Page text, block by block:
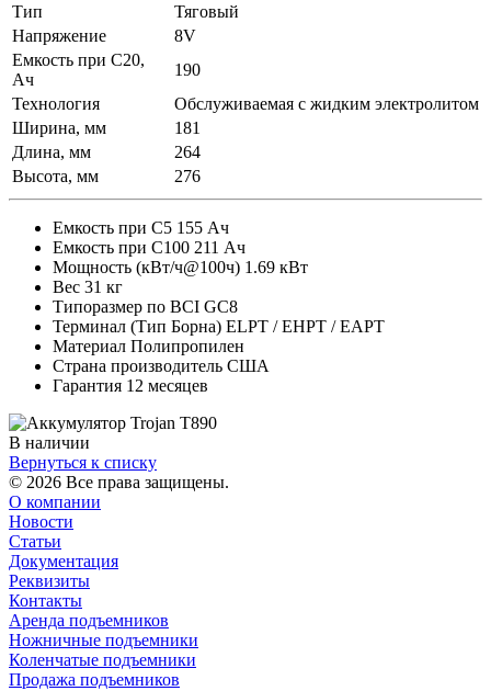
Тип
Тяговый
Напряжение
8V
Емкость при C20,
Ач
190
Технология
Обслуживаемая с жидким электролитом
Ширина, мм
181
Длина, мм
264
Высота, мм
276
Емкость при С5 155 Ач
Емкость при С100 211 Ач
Мощность (кВт/ч@100ч) 1.69 кВт
Вес 31 кг
Типоразмер по BCI GC8
Терминал (Тип Борна) ELPT / EHPT / EAPT
Материал Полипропилен
Страна производитель США
Гарантия 12 месяцев
В наличии
Вернуться к списку
© 2026 Все права защищены.
О компании
Новости
Статьи
Документация
Реквизиты
Контакты
Аренда подъемников
Ножничные подъемники
Коленчатые подъемники
Продажа подъемников